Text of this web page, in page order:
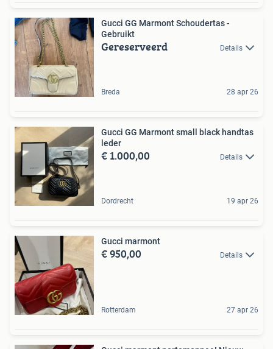
Gucci GG Marmont Schoudertas -
Gebruikt
Gereserveerd Details
Breda 28 apr 26
Gucci GG Marmont small black handtas
leder
€ 1.000,00 Details
Dordrecht 19 apr 26
Gucci marmont
€ 950,00 Details
Rotterdam 27 apr 26